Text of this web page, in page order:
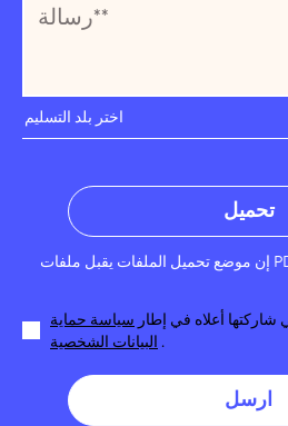
اختر بلد التسليم
تحميل
شاركتها أعلاه في إطار سياسة حماية
البيانات الشخصية .
ارسل